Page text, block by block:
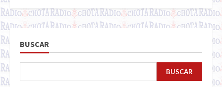
BUSCAR
BUSCAR